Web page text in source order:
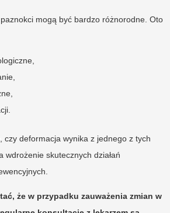
mogą być bardzo różnorodne. Oto
czy deformacja wynika z jednego z tych
wdrożenie skutecznych działań
że w przypadku zauważenia zmian w